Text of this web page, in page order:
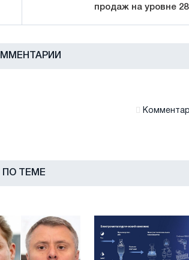
продаж на уровне
ПО ТЕМЕ